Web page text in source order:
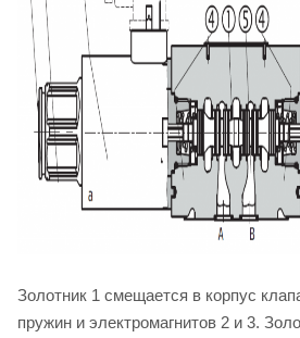
Золотник 1 смещается в корпус
пружин и электромагнитов 2 и 3.